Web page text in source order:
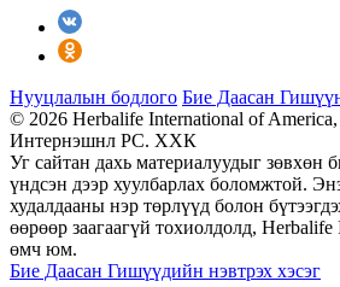
Нууцлалын бодлого Бие Даасан
© 2026 Herbalife International of
Интернэшнл РС. ХХК
Уг сайтан дахь материалуудыг зөвхөн
үндсэн дээр хуулбарлах боломжтой.
худалдааны нэр төрлүүд болон
өөрөөр заагаагүй тохиолдолд,
өмч юм.
Бие Даасан Гишүүдийн нэвтрэх хэсэг